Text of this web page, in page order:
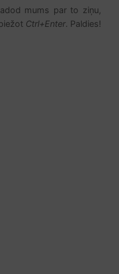
mums par to ziņu,
Ctrl+Enter. Paldies!